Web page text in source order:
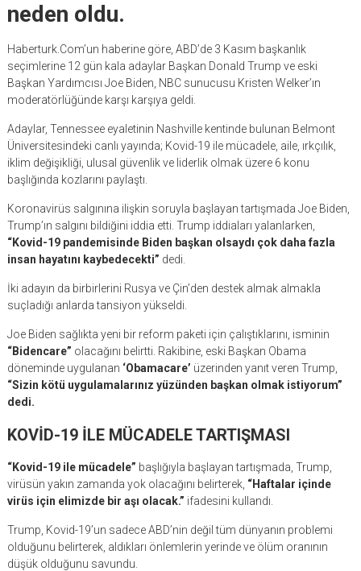
neden oldu.
Haberturk.Com’un haberine göre, ABD’de 3 Kasım başkanlık
seçimlerine 12 gün kala adaylar Başkan Donald Trump ve eski
Başkan Yardımcısı Joe Biden, NBC sunucusu Kristen Welker’ın
moderatörlüğünde karşı karşıya geldi.
Adaylar, Tennessee eyaletinin Nashville kentinde bulunan Belmont
Üniversitesindeki canlı yayında; Kovid-19 ile mücadele, aile, ırkçılık,
iklim değişikliği, ulusal güvenlik ve liderlik olmak üzere 6 konu
başlığında kozlarını paylaştı.
Koronavirüs salgınına ilişkin soruyla başlayan tartışmada Joe Biden,
Trump’ın salgını bildiğini iddia etti. Trump iddiaları yalanlarken,
“Kovid-19 pandemisinde Biden başkan olsaydı çok daha fazla
insan hayatını kaybedecekti” dedi.
İki adayın da birbirlerini Rusya ve Çin’den destek almak almakla
suçladığı anlarda tansiyon yükseldi.
Joe Biden sağlıkta yeni bir reform paketi için çalıştıklarını, isminin
“Bidencare” olacağını belirtti. Rakibine, eski Başkan Obama
döneminde uygulanan ‘Obamacare’ üzerinden yanıt veren Trump,
“Sizin kötü uygulamalarınız yüzünden başkan olmak istiyorum”
dedi.
KOVİD-19 İLE MÜCADELE TARTIŞMASI
“Kovid-19 ile mücadele” başlığıyla başlayan tartışmada, Trump,
virüsün yakın zamanda yok olacağını belirterek, “Haftalar içinde
virüs için elimizde bir aşı olacak.” ifadesini kullandı.
Trump, Kovid-19’un sadece ABD’nin değil tüm dünyanın problemi
olduğunu belirterek, aldıkları önlemlerin yerinde ve ölüm oranının
düşük olduğunu savundu.